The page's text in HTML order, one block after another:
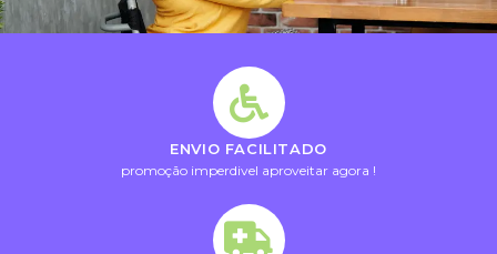
ENVIO FACILITADO
promoção imperdivel aproveitar agora !